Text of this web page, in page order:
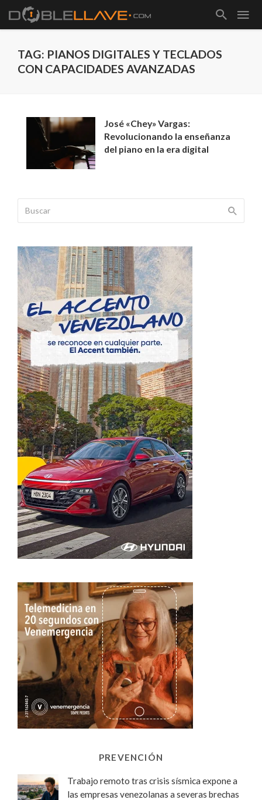
TAG: PIANOS DIGITALES Y TECLADOS
CON CAPACIDADES AVANZADAS
José «Chey» Vargas:
Revolucionando la enseñanza
del piano en la era digital
PREVENCIÓN
Trabajo remoto tras crisis sísmica expone a
las empresas venezolanas a severas brechas